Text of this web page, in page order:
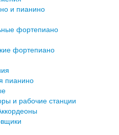
и пианино
фортепиано
фортепиано
пианино
и рабочие станции